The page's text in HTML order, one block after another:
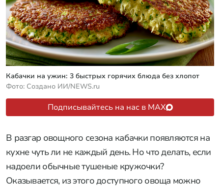
Кабачки на ужин: 3 быстрых горячих блюда без хлопот
Фото: Создано ИИ/NEWS.ru
Подписывайтесь на нас в MAX
В разгар овощного сезона кабачки появляются на
кухне чуть ли не каждый день. Но что делать, если
надоели обычные тушеные кружочки?
Оказывается, из этого доступного овоща можно